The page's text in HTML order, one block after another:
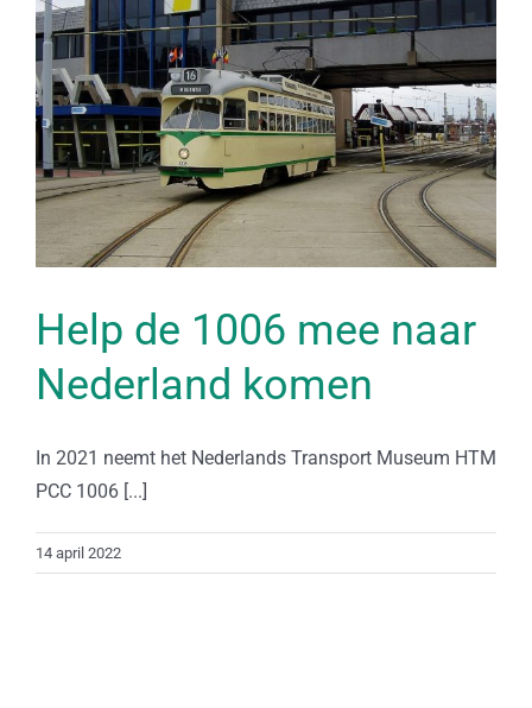
Help de 1006 mee naar
Nederland komen
In 2021 neemt het Nederlands Transport Museum HTM
PCC 1006 [...]
14 april 2022